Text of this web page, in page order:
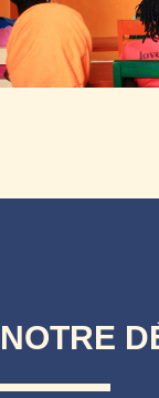
NOTRE